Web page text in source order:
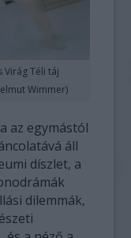
Virág Téli táj
Wimmer)
az egymástól
áll
díszlet, a
dilemmák,